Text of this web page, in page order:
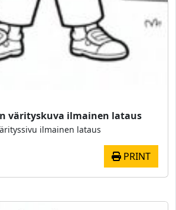
värityskuva ilmainen lataus
ilmainen lataus
PRINT